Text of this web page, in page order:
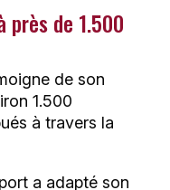
près de 1.500
de son
1.500
à travers la
a adapté son